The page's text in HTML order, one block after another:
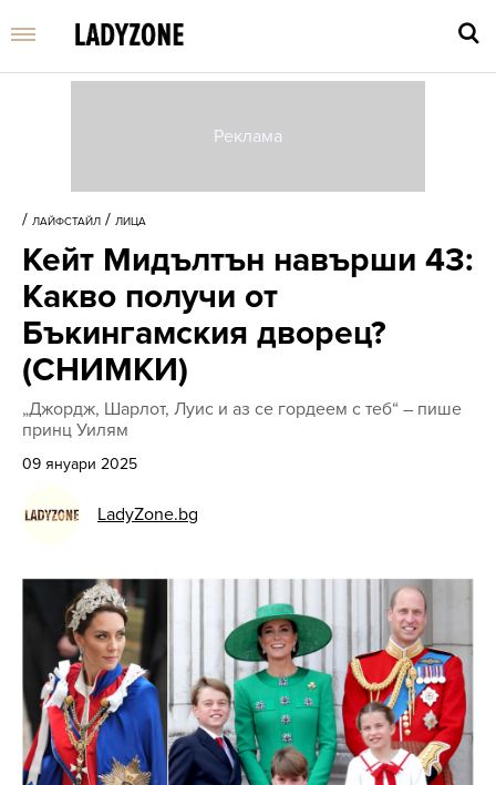
и
/ ЛАЙФСТАЙЛ / ЛИЦА
Кейт Мидълтън навърши 43:
Какво получи от
Бъкингамския дворец?
(СНИМКИ)
„Джордж, Шарлот, Луис и аз се гордеем с теб“ – пише
принц Уилям
09 януари 2025
LadyZone.bg